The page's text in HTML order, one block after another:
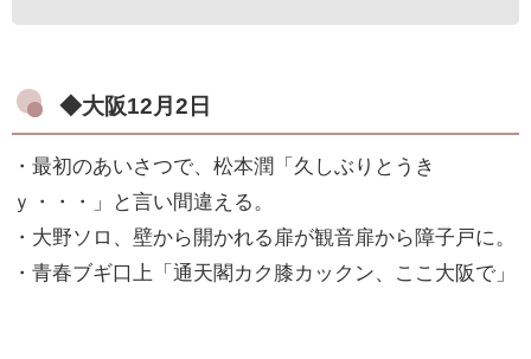
◆大阪12月2日
・最初のあいさつで、松本潤「久しぶりとうき
ｙ・・・」と言い間違える。
・大野ソロ、壁から開かれる扉が観音扉から障子戸に。
・青春ブギ口上「通天閣カク膝カックン、ここ大阪で」